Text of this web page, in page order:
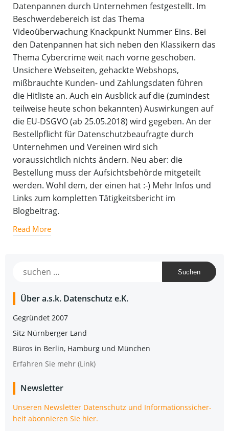
Datenpannen durch Unternehmen festgestellt. Im
Beschwerdebereich ist das Thema
Videoüberwachung Knackpunkt Nummer Eins. Bei
den Datenpannen hat sich neben den Klassikern das
Thema Cybercrime weit nach vorne geschoben.
Unsichere Webseiten, gehackte Webshops,
mißbrauchte Kunden- und Zahlungsdaten führen
die Hitliste an. Auch ein Ausblick auf die (zumindest
teilweise heute schon bekannten) Auswirkungen auf
die EU-DSGVO (ab 25.05.2018) wird gegeben. An der
Bestellpflicht für Datenschutzbeaufragte durch
Unternehmen und Vereinen wird sich
voraussichtlich nichts ändern. Neu aber: die
Bestellung muss der Aufsichtsbehörde mitgeteilt
werden. Wohl dem, der einen hat :-) Mehr Infos und
Links zum kompletten Tätigkeitsbericht im
Blogbeitrag.
Read More
Suchen
Über a.s.k. Daten­schutz e.K.
Gegrün­det 2007
Sitz Nürn­ber­ger Land
Büros in Ber­lin, Ham­burg und München
Erfah­ren Sie mehr (Link)
News­let­ter
Unse­ren News­let­ter Daten­schutz und Infor­ma­ti­ons­si­cher­
heit abon­nie­ren Sie hier.